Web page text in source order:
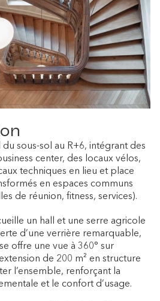
sous-sol au R+6, intégrant des
center, des locaux vélos,
techniques en lieu et place
en espaces communs
de réunion, fitness, services).
un hall et une serre agricole
d’une verrière remarquable,
offre une vue à 360° sur
de 200 m² en structure
l’ensemble, renforçant la
et le confort d’usage.